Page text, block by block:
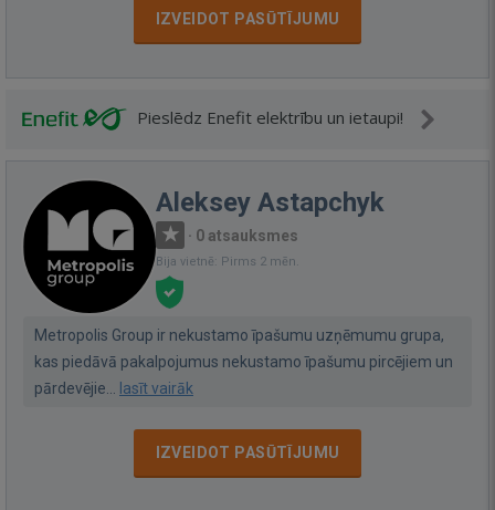
IZVEIDOT PASŪTĪJUMU
Pieslēdz Enefit elektrību un ietaupi!
Aleksey Astapchyk
· 0 atsauksmes
Bija vietnē: Pirms 2 mēn.
Metropolis Group ir nekustamo īpašumu uzņēmumu grupa,
kas piedāvā pakalpojumus nekustamo īpašumu pircējiem un
pārdevējie... lasīt vairāk
IZVEIDOT PASŪTĪJUMU